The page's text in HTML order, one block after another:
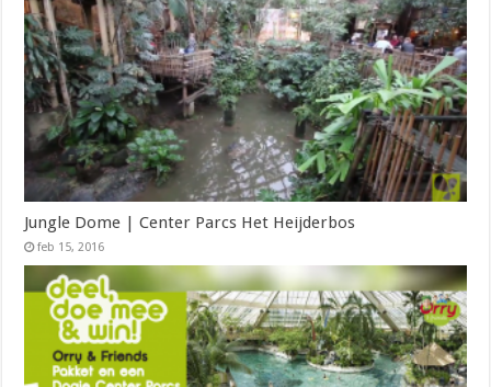
Jungle Dome | Center Parcs Het Heijderbos
feb 15, 2016